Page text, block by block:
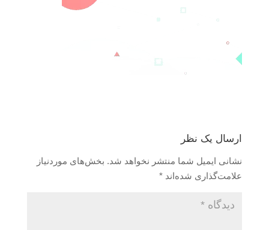
ارسال یک نظر
نشانی ایمیل شما منتشر نخواهد شد. بخش‌های موردنیاز
علامت‌گذاری شده‌اند *